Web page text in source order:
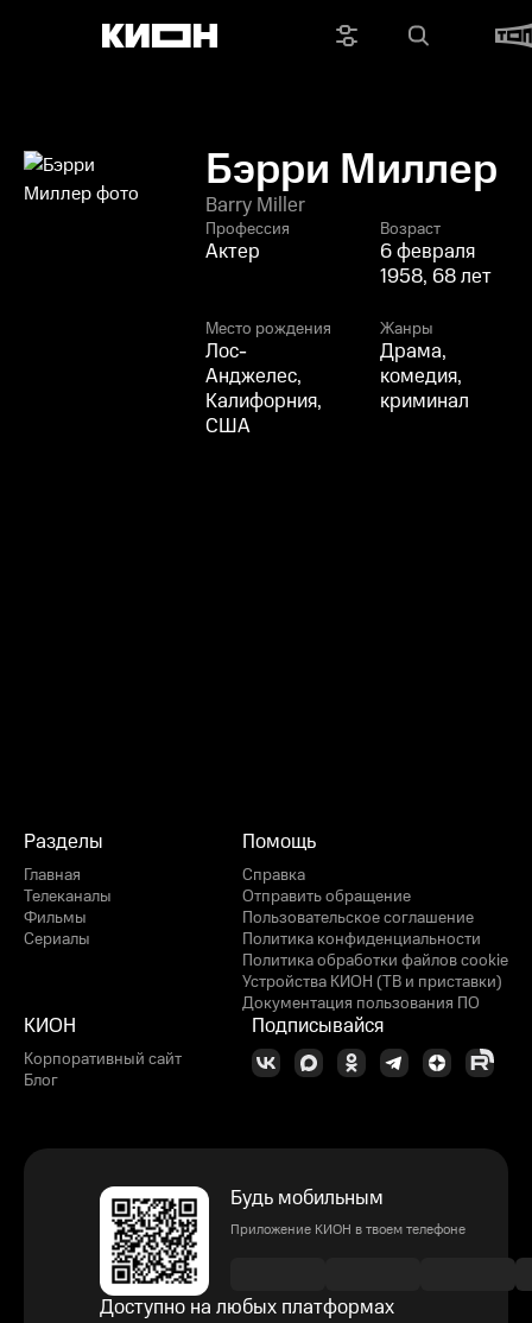
Бэрри Миллер
Barry Miller
Профессия
Актер
Возраст
6 февраля
1958, 68 лет
Место рождения
Лос-
Анджелес,
Калифорния,
США
Жанры
Драма,
комедия,
криминал
Разделы
Главная
Телеканалы
Фильмы
Сериалы
Помощь
Справка
Отправить обращение
Пользовательское соглашение
Политика конфиденциальности
Политика обработки файлов cookie
Устройства КИОН (ТВ и приставки)
Документация пользования ПО
КИОН
Корпоративный сайт
Блог
Подписывайся
Будь мобильным
Приложение КИОН в твоем телефоне
Доступно на любых платформах